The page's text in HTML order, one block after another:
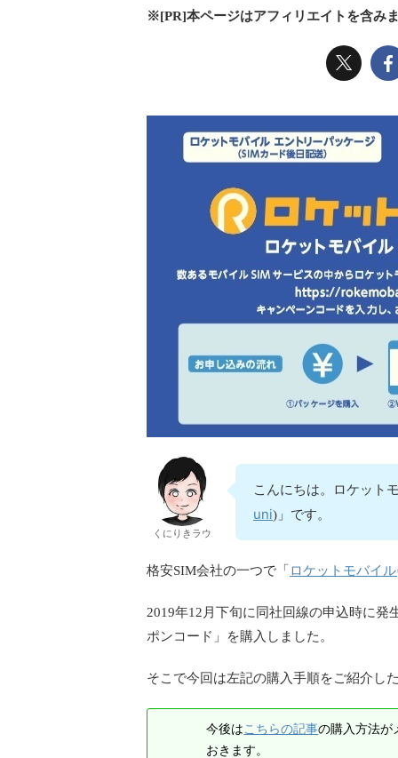
※[PR]本ページはアフィリエイトを含み
くにりきラウ
こんにちは。ロケット
uni)」です。
格安SIM会社の一つで「ロケットモバイ
2019年12月下旬に同社回線の申込時に
ポンコード」を購入しました。
そこで今回は左記の購入手順をご紹介し
今後はこちらの記事の購入方法が
おきます。